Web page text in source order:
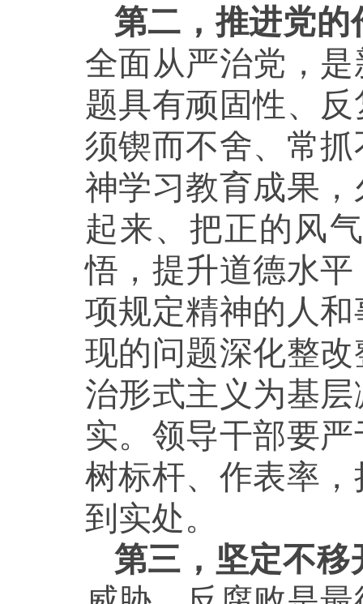
第二，推进党
全面从严治党，
题具有顽固性、
须锲而不舍、常
神学习教育成果
起来、把正的风
悟，提升道德水
项规定精神的人
现的问题深化整
治形式主义为基
实。领导干部要
树标杆、作表率
到实处。
第三，坚定不